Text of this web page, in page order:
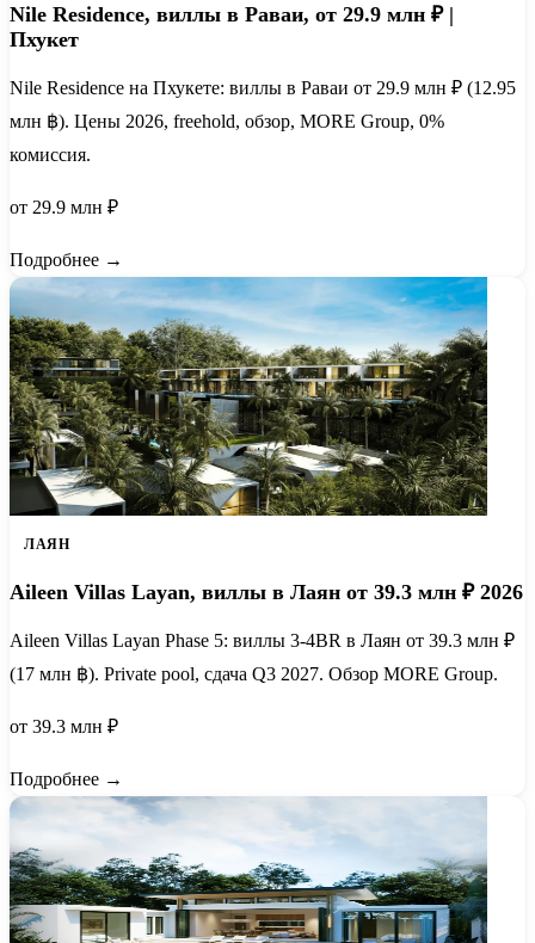
Nile Residence, виллы в Раваи, от 29.9 млн ₽ |
Пхукет
Nile Residence на Пхукете: виллы в Раваи от 29.9 млн ₽ (12.95
млн ฿). Цены 2026, freehold, обзор, MORE Group, 0%
комиссия.
от 29.9 млн ₽
Подробнее →
ЛАЯН
Aileen Villas Layan, виллы в Лаян от 39.3 млн ₽ 2026
Aileen Villas Layan Phase 5: виллы 3-4BR в Лаян от 39.3 млн ₽
(17 млн ฿). Private pool, сдача Q3 2027. Обзор MORE Group.
от 39.3 млн ₽
Подробнее →